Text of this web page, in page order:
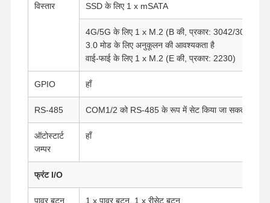
विस्तार SSD के लिए 1 x mSATA
4G/5G के लिए 1 x M.2 (B की, प्रकार: 3042/3052)
3.0 मोड के लिए अनुकूलन की आवश्यकता है
वाई-फाई के लिए 1 x M.2 (E की, प्रकार: 2230)
GPIO हाँ
RS-485 COM1/2 को RS-485 के रूप में सेट किया जा सकता है
ऑटोस्टार्ट
जम्पर
हाँ
फ्रंट I/O
पावर बटन 1 x पावर बटन, 1 x रीसेट बटन